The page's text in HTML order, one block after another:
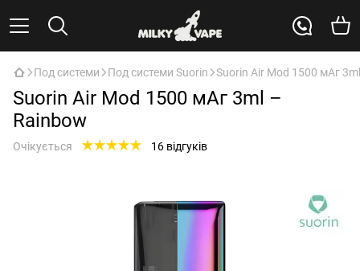
Под системи Под системи Suorin Suorin Air Mod 1500 мАг
Suorin Air Mod 1500 мАг 3ml –
Rainbow
Очікується 16 відгуків